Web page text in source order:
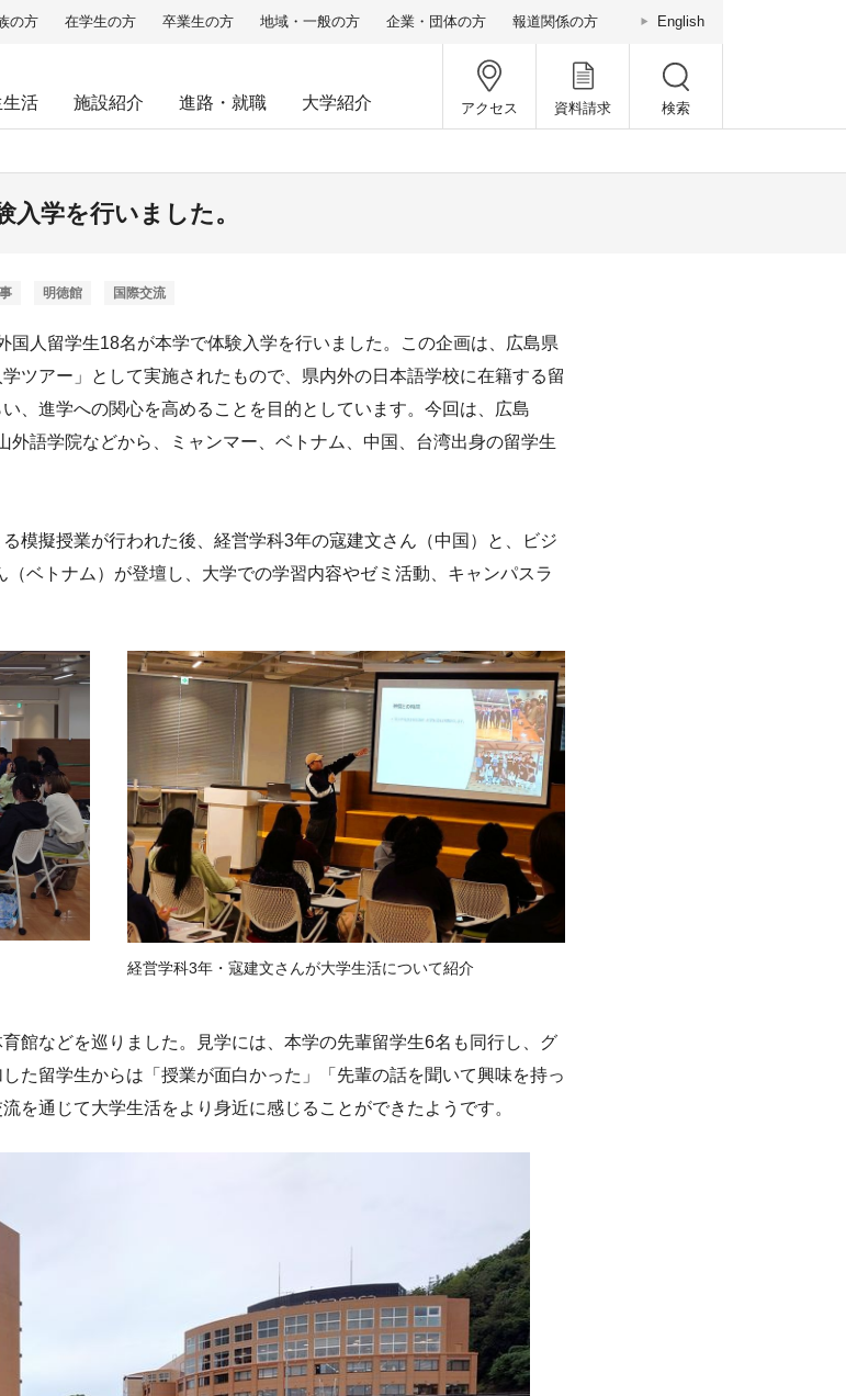
の方 在学生の方 卒業生の方 地域・一般の方 企業・団体の方 報道関係の方 English
アクセス 資料請求 検索
活 施設紹介 進路・就職 大学紹介
入学を行いました。
明徳館 国際交流
国人留学生18名が本学で体験入学を行いました。この企画は、広島県
ツアー」として実施されたもので、県内外の日本語学校に在籍する留
、進学への関心を高めることを目的としています。今回は、広島
外語学院などから、ミャンマー、ベトナム、中国、台湾出身の留学生
模擬授業が行われた後、経営学科3年の寇建文さん（中国）と、ビジ
ベトナム）が登壇し、大学での学習内容やゼミ活動、キャンパスラ
経営学科3年・寇建文さんが大学生活について紹介
館などを巡りました。見学には、本学の先輩留学生6名も同行し、グ
た留学生からは「授業が面白かった」「先輩の話を聞いて興味を持っ
を通じて大学生活をより身近に感じることができたようです。